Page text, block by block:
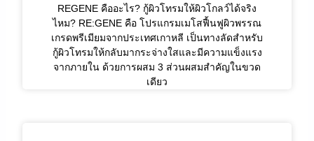
REGENE คืออะไร? กู้ผิวโทรมให้ผิวโกลว์ได้จริง
ไหม? RE:GENE คือ โปรแกรมเมโสฟื้นฟูผิวพรรณ
เกรดพรีเมียมจากประเทศเกาหลี เป็นทางลัดสำหรับ
กู้ผิวโทรมให้กลับมากระจ่างใสและมีความแข็งแรง
จากภายใน ด้วยการผสม 3 ส่วนผสมสำคัญในขวด
เดียว